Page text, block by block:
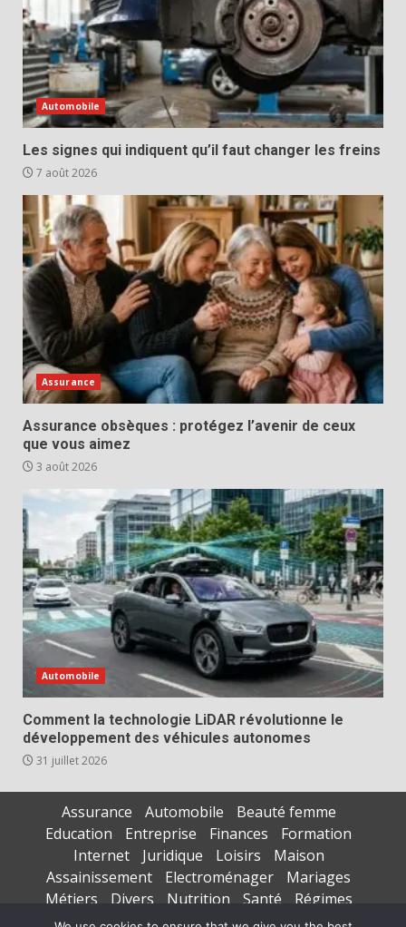
Automobile
Les signes qui indiquent qu’il faut changer les freins
7 août 2026
Assurance
Assurance obsèques : protégez l’avenir de ceux
que vous aimez
3 août 2026
Automobile
Comment la technologie LiDAR révolutionne le
développement des véhicules autonomes
31 juillet 2026
Assurance Automobile
Beauté femme
Education
Entreprise Finances
Formation
Internet
Juridique Loisirs
Maison
Assainissement
Electroménager
Mariages
Métiers
Divers Nutrition Santé
Régimes
Seniors
Sports Vacances